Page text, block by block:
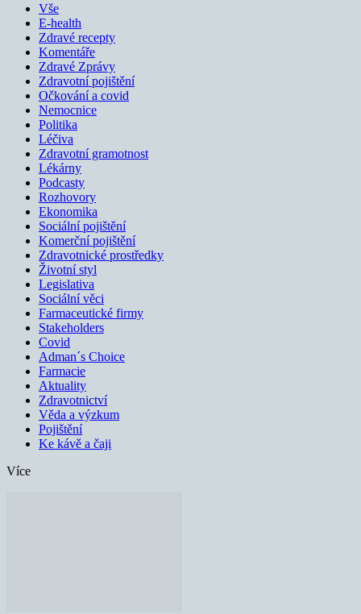
Vše
E-health
Zdravé recepty
Komentáře
Zdravé Zprávy
Zdravotní pojištění
Očkování a covid
Nemocnice
Politika
Léčiva
Zdravotní gramotnost
Lékárny
Podcasty
Rozhovory
Ekonomika
Sociální pojištění
Komerční pojištění
Zdravotnické prostředky
Životní styl
Legislativa
Sociální věci
Farmaceutické firmy
Stakeholders
Covid
Adman´s Choice
Farmacie
Aktuality
Zdravotnictví
Věda a výzkum
Pojištění
Ke kávě a čaji
Více